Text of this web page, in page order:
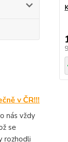
v ČR!!!
nás vždy
se
rozhodli